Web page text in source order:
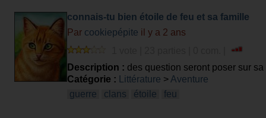
connais-tu bien étoile de feu et sa famille
Par cookiepépite il y a 2 ans
Description : des question seront poser sur
Catégorie :
Littérature > Aventure
guerre
clans étoile feu